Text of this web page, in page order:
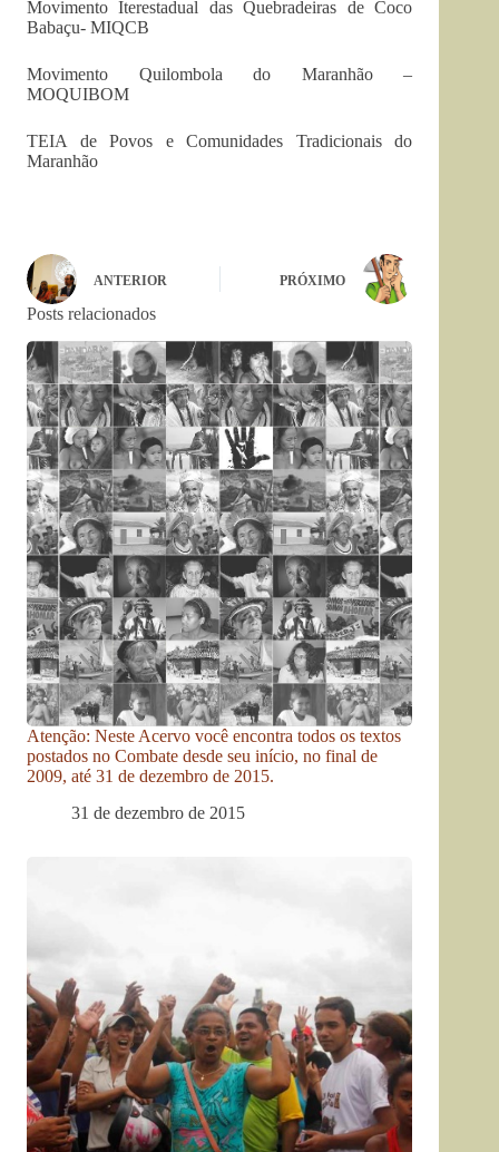
Movimento Iterestadual das Quebradeiras de Coco
Babaçu- MIQCB
Movimento Quilombola do Maranhão –
MOQUIBOM
TEIA de Povos e Comunidades Tradicionais do
Maranhão
ANTERIOR PRÓXIMO
Posts relacionados
Atenção: Neste Acervo você encontra todos os textos
postados no Combate desde seu início, no final de
2009, até 31 de dezembro de 2015.
31 de dezembro de 2015